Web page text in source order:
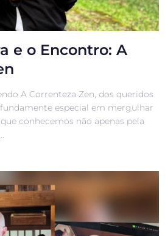
e o Encontro: A
A Correnteza Zen, dos queridos
especial em mergulhar
conhecemos não apenas pela